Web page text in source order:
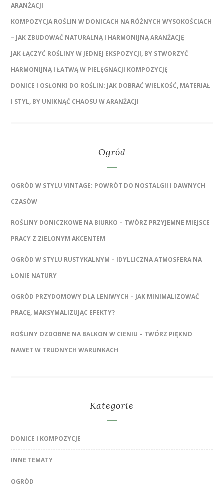
ARANŻACJI
KOMPOZYCJA ROŚLIN W DONICACH NA RÓŻNYCH WYSOKOŚCIACH
– JAK ZBUDOWAĆ NATURALNĄ I HARMONIJNĄ ARANŻACJĘ
JAK ŁĄCZYĆ ROŚLINY W JEDNEJ EKSPOZYCJI, BY STWORZYĆ
HARMONIJNĄ I ŁATWĄ W PIELĘGNACJI KOMPOZYCJĘ
DONICE I OSŁONKI DO ROŚLIN: JAK DOBRAĆ WIELKOŚĆ, MATERIAŁ
I STYL, BY UNIKNĄĆ CHAOSU W ARANŻACJI
Ogród
OGRÓD W STYLU VINTAGE: POWRÓT DO NOSTALGII I DAWNYCH
CZASÓW
ROŚLINY DONICZKOWE NA BIURKO – TWÓRZ PRZYJEMNE MIEJSCE
PRACY Z ZIELONYM AKCENTEM
OGRÓD W STYLU RUSTYKALNYM – IDYLLICZNA ATMOSFERA NA
ŁONIE NATURY
OGRÓD PRZYDOMOWY DLA LENIWYCH – JAK MINIMALIZOWAĆ
PRACĘ, MAKSYMALIZUJĄC EFEKTY?
ROŚLINY OZDOBNE NA BALKON W CIENIU – TWÓRZ PIĘKNO
NAWET W TRUDNYCH WARUNKACH
Kategorie
DONICE I KOMPOZYCJE
INNE TEMATY
OGRÓD